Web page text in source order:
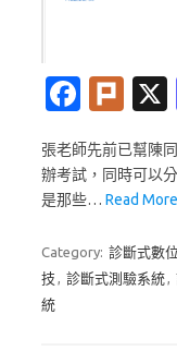
Fa
e
b
o
Pl
k
張老師先前已幫陳
辦考試，同時可以
是那些… Read
Category: 診斷式數
技 , 診斷式測驗系統,
統